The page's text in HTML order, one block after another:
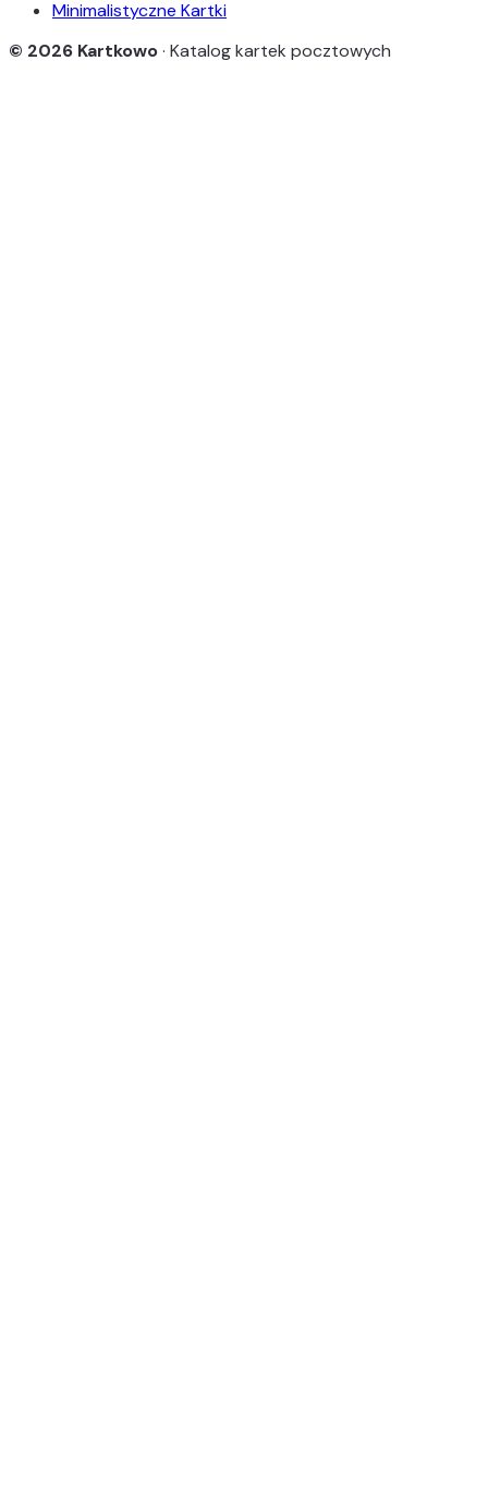
Minimalistyczne Kartki
© 2026 Kartkowo· Katalog kartek pocztowych